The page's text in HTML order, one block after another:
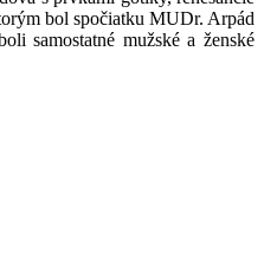
bol spočiatku MUDr. Arpád
samostatné mužské a ženské